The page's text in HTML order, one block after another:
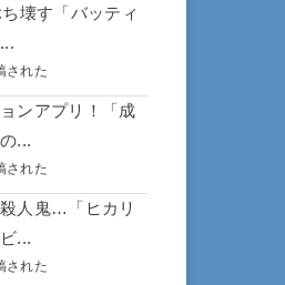
壊す「バッティ
された
ンアプリ！「成
...
された
人鬼…「ヒカリ
...
された